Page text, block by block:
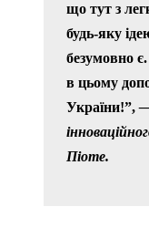
що тут з
будь-яку
безумовно
в цьому
України!”,
Піоте.